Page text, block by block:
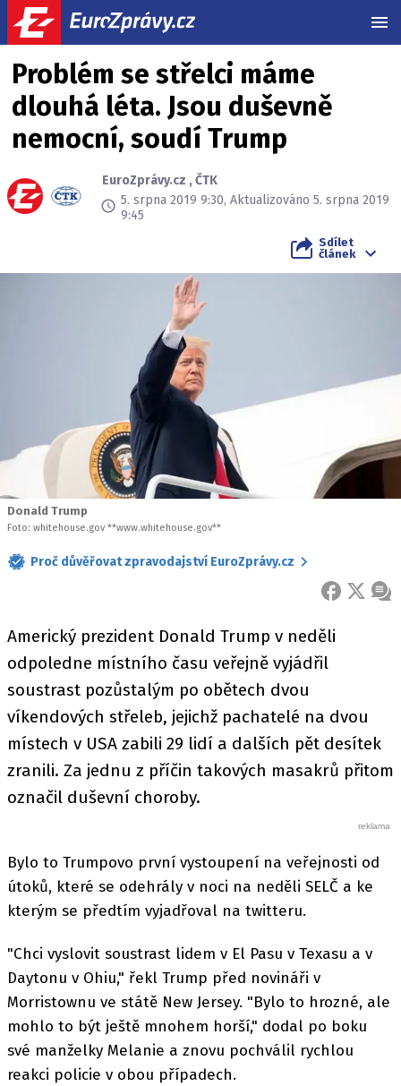
Problém se střelci máme
dlouhá léta. Jsou duševně
nemocní, soudí Trump
EuroZprávy.cz ,ČTK
5. srpna 2019 9:30, Aktualizováno 5. srpna 2019
9:45
Sdílet
článek
Donald Trump
Foto: whitehouse.gov **www.whitehouse.gov**
Proč důvěřovat zpravodajství EuroZprávy.cz
FACEBOOK
X
Americký prezident Donald Trump v neděli
odpoledne místního času veřejně vyjádřil
soustrast pozůstalým po obětech dvou
víkendových střeleb, jejichž pachatelé na dvou
místech v USA zabili 29 lidí a dalších pět desítek
zranili. Za jednu z příčin takových masakrů přitom
označil duševní choroby.
Bylo to Trumpovo první vystoupení na veřejnosti od
útoků, které se odehrály v noci na neděli SELČ a ke
kterým se předtím vyjadřoval na twitteru.
"Chci vyslovit soustrast lidem v El Pasu v Texasu a v
Daytonu v Ohiu," řekl Trump před novináři v
Morristownu ve státě New Jersey. "Bylo to hrozné, ale
mohlo to být ještě mnohem horší," dodal po boku
své manželky Melanie a znovu pochválil rychlou
reakci policie v obou případech.